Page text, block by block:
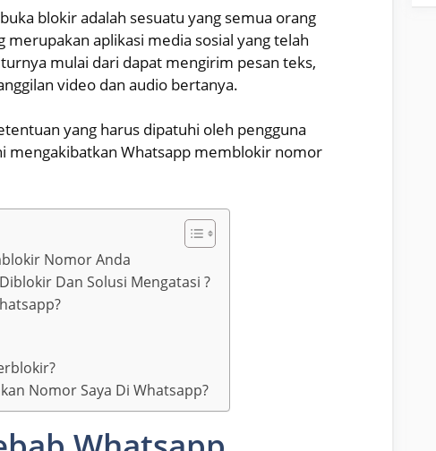
blokir adalah sesuatu yang semua orang
aplikasi media sosial yang telah
mulai dari dapat mengirim pesan teks,
video dan audio bertanya.
yang harus dipatuhi oleh pengguna
mengakibatkan Whatsapp memblokir nomor
Nomor Anda
Dan Solusi Mengatasi ?
Nomor Saya Di Whatsapp?